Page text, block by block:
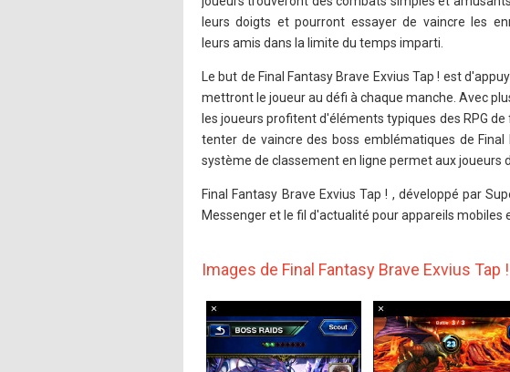
leurs doigts et pourront essayer de vaincre les
leurs amis dans la limite du temps imparti.
Le but de Final Fantasy Brave Exvius Tap ! est
mettront le joueur au défi à chaque manche. Avec
les joueurs profitent d'éléments typiques des RPG
tenter de vaincre des boss emblématiques de
système de classement en ligne permet aux joueurs
Final Fantasy Brave Exvius Tap ! , développé par
Messenger et le fil d'actualité pour appareils mobiles
Images de Final Fantasy Brave Exvius Tap !